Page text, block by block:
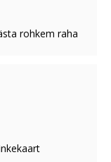
rohkem raha